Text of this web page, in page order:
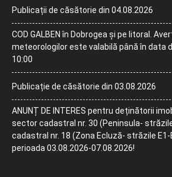
Publicații de căsătorie din 04.08.2026
COD GALBEN în Dobrogea și pe litoral.
meteorologilor este valabilă până în data
10:00
Publicație de căsătorie din 03.08.2026
ANUNȚ DE INTERES pentru deținătorii
sector cadastral nr. 30 (Peninsula-
cadastral nr. 18 (Zona Ecluză- străzile
perioada 03.08.2026-07.08.2026!